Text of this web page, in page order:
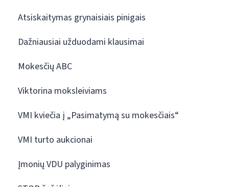
Atsiskaitymas grynaisiais pinigais
Dažniausiai užduodami klausimai
Mokesčių ABC
Viktorina moksleiviams
VMI kviečia į „Pasimatymą su mokesčiais“
VMI turto aukcionai
Įmonių VDU palyginimas